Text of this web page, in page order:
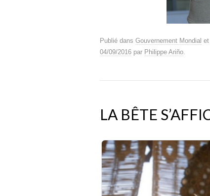
Publié dans Gouvernement Mondial
04/09/2016 par Philippe Ariño.
LA BÊTE